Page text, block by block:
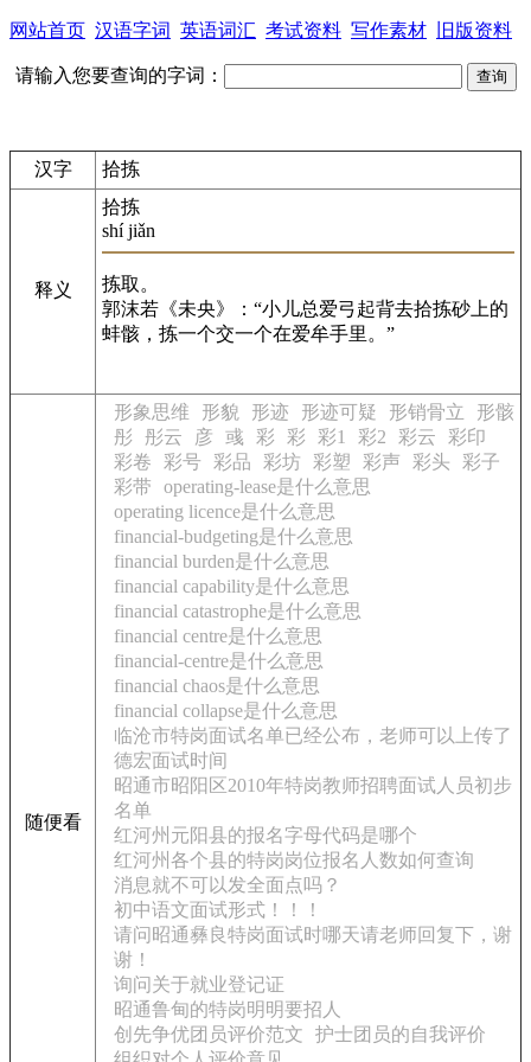
网站首页 汉语字词 英语词汇 考试资料 写作素材 旧版资料
请输入您要查询的字词：
汉字 拾拣
释义
拾拣
shí jiǎn
拣取。
郭沫若《未央》：“小儿总爱弓起背去拾拣砂上的
蚌骸，拣一个交一个在爱牟手里。”
随便看
形象思维 形貌 形迹 形迹可疑 形销骨立
形骸
彤 彤云 彦 彧 彩 彩 彩1 彩2 彩云
彩印
彩卷
彩号 彩品 彩坊 彩塑 彩声 彩头
彩子
彩带
operating-lease是什么意思
operating licence是什么意思
financial-budgeting是什么意思
financial burden是什么意思
financial capability是什么意思
financial catastrophe是什么意思
financial centre是什么意思
financial-centre是什么意思
financial chaos是什么意思
financial collapse是什么意思
临沧市特岗面试名单已经公布，老师可以上传了
德宏面试时间
昭通市昭阳区2010年特岗教师招聘面试人员初步
名单
红河州元阳县的报名字母代码是哪个
红河州各个县的特岗岗位报名人数如何查询
消息就不可以发全面点吗？
初中语文面试形式！！！
请问昭通彝良特岗面试时哪天请老师回复下，谢
谢！
询问关于就业登记证
昭通鲁甸的特岗明明要招人
创先争优团员评价范文
护士团员的自我评价